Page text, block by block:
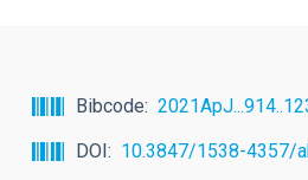
Bibcode
DOI
10.3847/1538-4357/